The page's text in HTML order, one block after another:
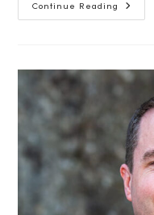
Continue Reading
BJØRN
IVAR